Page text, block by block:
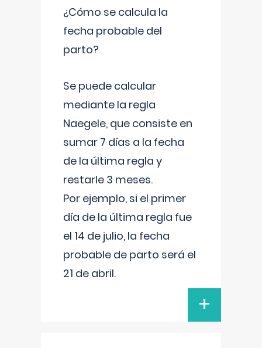
¿Cómo se calcula la
fecha probable del
parto?
Se puede calcular
mediante la regla
Naegele, que consiste en
sumar 7 días a la fecha
de la última regla y
restarle 3 meses.
Por ejemplo, si el primer
día de la última regla fue
el 14 de julio, la fecha
probable de parto será el
21 de abril.
+